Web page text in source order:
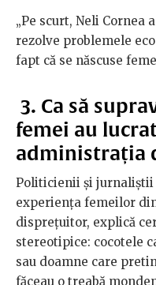
„Pe scurt, Neli Cornea
rezolve problemele
fapt că se născuse
3. Ca să
femei au
administrația
Politicienii și jurnaliștii
experiența femeilor
disprețuitor, explică
stereotipice: cocotele
sau doamne care
făceau o treabă